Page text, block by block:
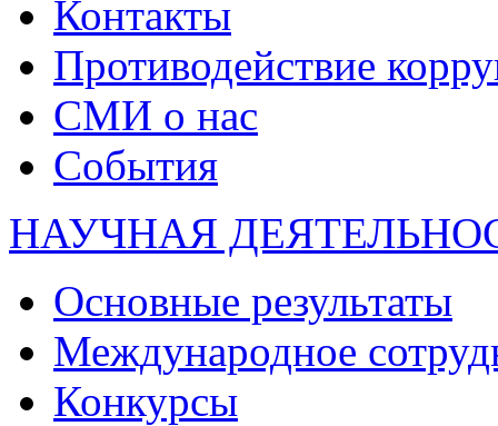
Контакты
Противодействие
СМИ о нас
События
НАУЧНАЯ
Основные результаты
Международное
Конкурсы